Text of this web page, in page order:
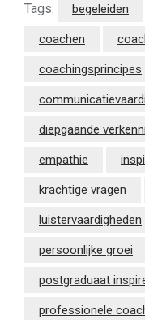
Tags: begeleiden
coachen
coachingsprincipes
diepgaande
empathie
krachtige vragen
luistervaardigheden
persoonlijke groei
postgraduaat
professionele